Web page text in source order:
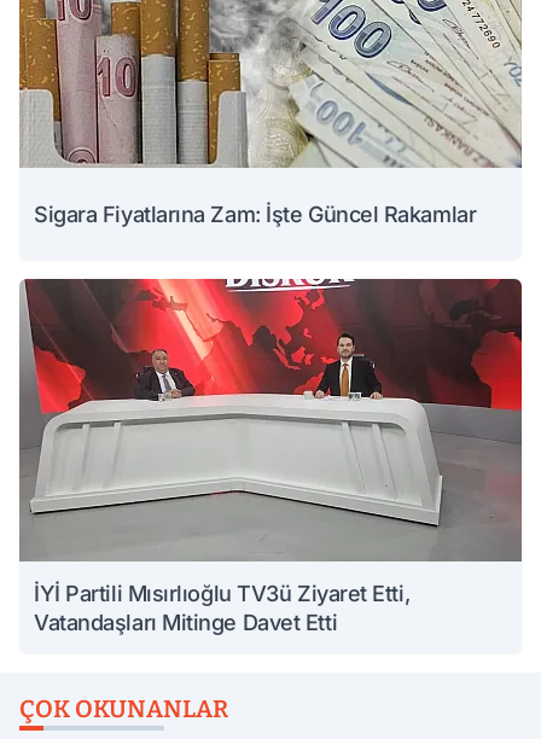
Sigara Fiyatlarına Zam: İşte Güncel Rakamlar
İYİ Partili Mısırlıoğlu TV3ü Ziyaret Etti,
Vatandaşları Mitinge Davet Etti
ÇOK OKUNANLAR